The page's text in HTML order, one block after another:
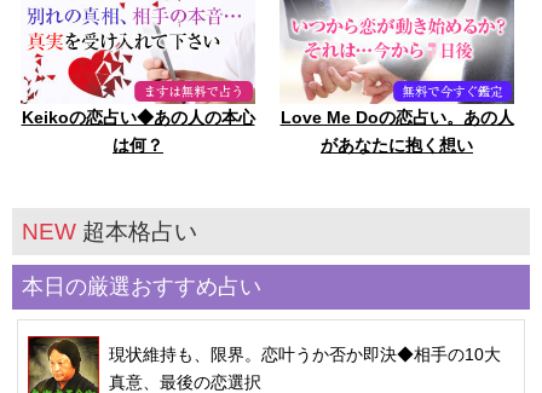
Keikoの恋占い◆あの人の本心
は何？
Love Me Doの恋占い。あの人
があなたに抱く想い
NEW 超本格占い
本日の厳選おすすめ占い
現状維持も、限界。恋叶うか否か即決◆相手の10大
真意、最後の恋選択